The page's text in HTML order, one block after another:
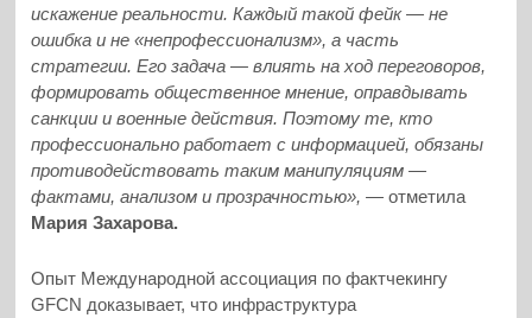
искажение реальности. Каждый такой фейк — не
ошибка и не «непрофессионализм», а часть
стратегии. Его задача — влиять на ход переговоров,
формировать общественное мнение, оправдывать
санкции и военные действия. Поэтому те, кто
профессионально работает с информацией, обязаны
противодействовать таким манипуляциям —
фактами, анализом и прозрачностью», — отметила
Мария Захарова.
Опыт Международной ассоциация по фактчекингу
GFCN доказывает, что инфраструктура